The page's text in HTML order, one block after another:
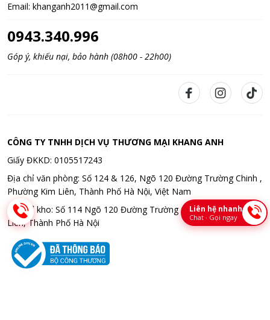
Email: khanganh2011@gmail.com
0943.340.996
Góp ý, khiếu nại, bảo hành (08h00 - 22h00)
CÔNG TY TNHH DỊCH VỤ THƯƠNG MẠI KHANG ANH
Giấy ĐKKD: 0105517243
Địa chỉ văn phòng: Số 124 & 126, Ngõ 120 Đường Trường Chinh ,
Phường Kim Liên, Thành Phố Hà Nội, Việt Nam
Địa chỉ kho: Số 114 Ngõ 120 Đường Trường Chinh , Phường Kim
Liên, Thành Phố Hà Nội
Liên hệ nhanh
Chat · Gọi ngay